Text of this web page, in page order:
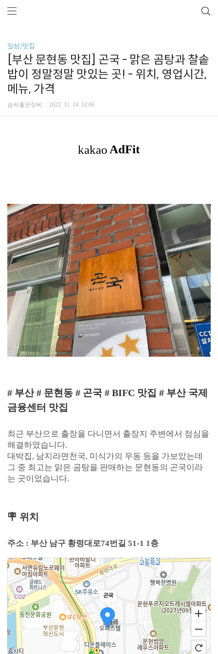
일상/맛집
[부산 문현동 맛집] 곤국 - 맑은 곰탕과 찰솥
밥이 정말정말 맛있는 곳! - 위치, 영업시간,
메뉴, 가격
솜씨좋은장씨 2022. 11. 14. 12:06
# 부산 # 문현동 # 곤국 # BIFC 맛집 # 부산 국제
금융센터 맛집
최근 부산으로 출장을 다니면서 출장지 주변에서 점심을
해결하였습니다.
대박집, 남지라면천국, 미식가의 우동 등을 가보았는데
그 중 최고는 맑은 곰탕을 판매하는 문현동의 곤국이라
는 곳이었습니다.
🪧 위치
주소 : 부산 남구 황령대로74번길 51-1 1층
곤국